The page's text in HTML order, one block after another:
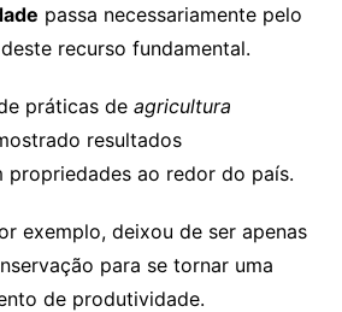
passa necessariamente pelo
recurso fundamental.
práticas de agricultura
resultados
propriedades ao redor do país.
exemplo, deixou de ser apenas
para se tornar uma
de produtividade.